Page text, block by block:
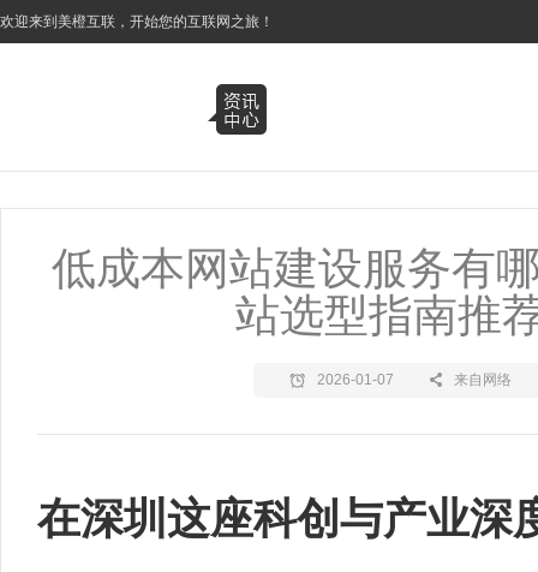
欢迎来到美橙互联，开始您的互联网之旅！
低成本网站建设服务有
站选型指南推
2026-01-07 来自网络
在深圳这座科创与产业深